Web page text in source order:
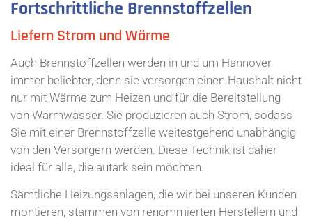
Fortschrittliche Brennstoffzellen
Liefern Strom und Wärme
Auch Brennstoffzellen werden in und um Hannover
immer beliebter, denn sie versorgen einen Haushalt nicht
nur mit Wärme zum Heizen und für die Bereitstellung
von Warmwasser. Sie produzieren auch Strom, sodass
Sie mit einer Brennstoffzelle weitestgehend unabhängig
von den Versorgern werden. Diese Technik ist daher
ideal für alle, die autark sein möchten.
Sämtliche Heizungsanlagen, die wir bei unseren Kunden
montieren, stammen von renommierten Herstellern und